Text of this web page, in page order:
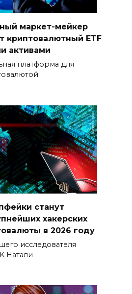
маркет-мейкер
криптовалютный ETF
активами
платформа для
станут
хакерских
в 2026 году
исследователя
Натали